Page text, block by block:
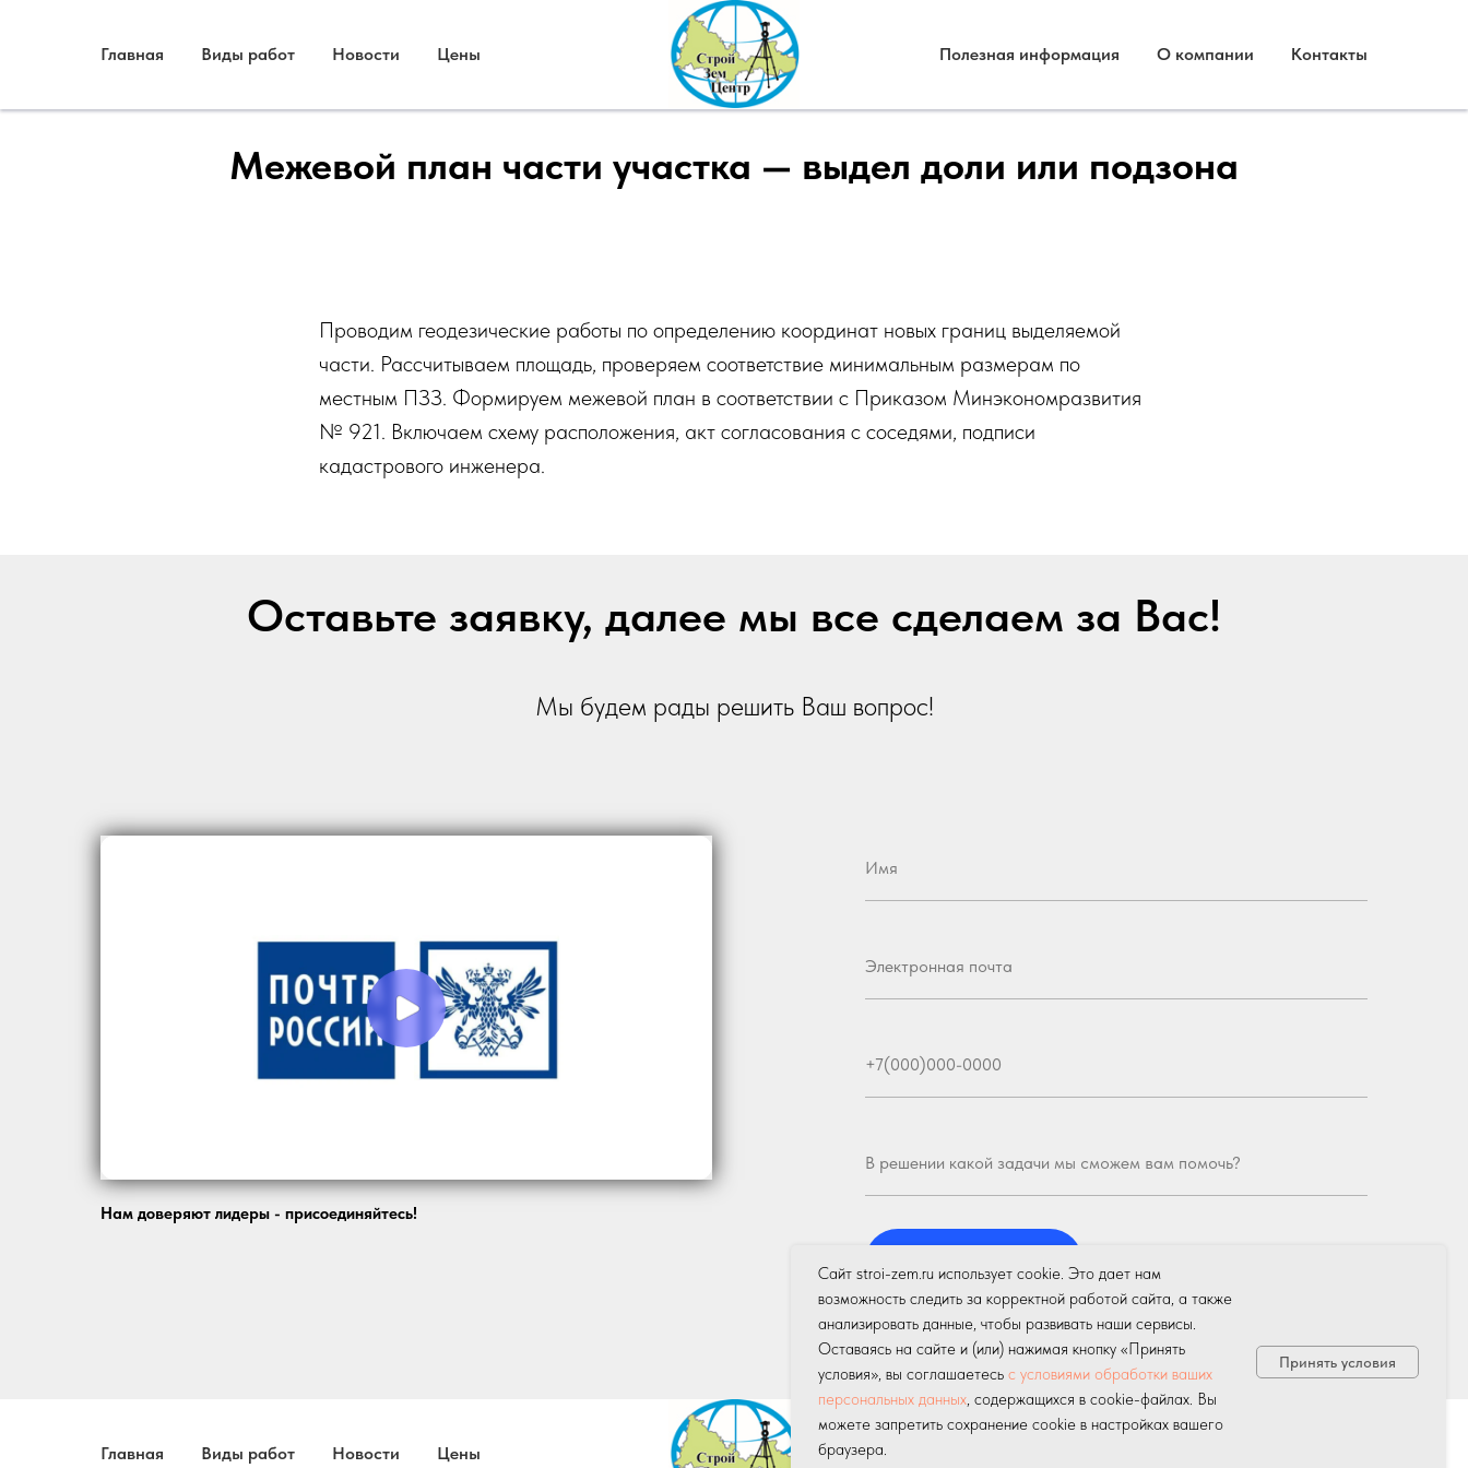
Главная Виды работ Новости Цены Полезная информация О компании Контакты
Межевой план части участка — выдел доли или подзона
Проводим геодезические работы по определению координат новых границ выделяемой
части. Рассчитываем площадь, проверяем соответствие минимальным размерам по
местным ПЗЗ. Формируем межевой план в соответствии с Приказом Минэкономразвития
№ 921. Включаем схему расположения, акт согласования с соседями, подписи
кадастрового инженера.
Оставьте заявку, далее мы все сделаем за Вас!
Мы будем рады решить Ваш вопрос!
Нам доверяют лидеры - присоединяйтесь!
Нажимая на кнопку, вы даетесогласие на обработку персональных
данных и соглашаетесь сполитикой обработки персональных данных.
Сайт stroi-zem.ru использует cookie. Это дает нам
возможность следить за корректной работой сайта, а также
анализировать данные, чтобы развивать наши сервисы.
Оставаясь на сайте и (или) нажимая кнопку «Принять
условия», вы соглашаетесь с условиями обработки ваших
персональных данных, содержащихся в cookie-файлах. Вы
можете запретить сохранение cookie в настройках вашего
браузера.
Принять условия
Главная Виды работ Новости Цены